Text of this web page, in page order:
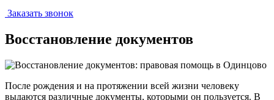
Заказать звонок
Восстановление документов
После рождения и на протяжении всей жизни человеку
выдаются различные документы, которыми он пользуется. В